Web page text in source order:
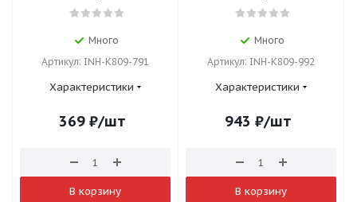
Много
Артикул: INH-K809-791
Характеристики
369 ₽/шт
В корзину
Много
Артикул: INH-K809-992
Характеристики
943 ₽/шт
В корзину